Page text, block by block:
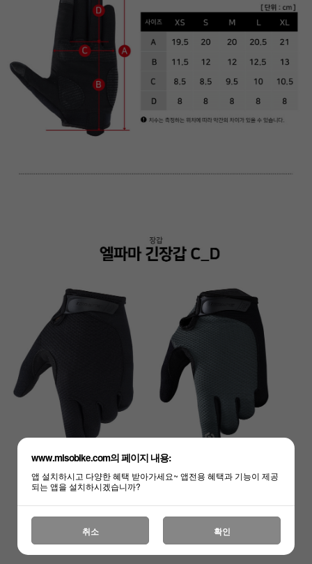
www.misobike.com의 페이지 내용:
앱 설치하시고 다양한 혜택 받아가세요~ 앱전용 혜택과 기능이 제공
되는 앱을 설치하시겠습니까?
취소 확인